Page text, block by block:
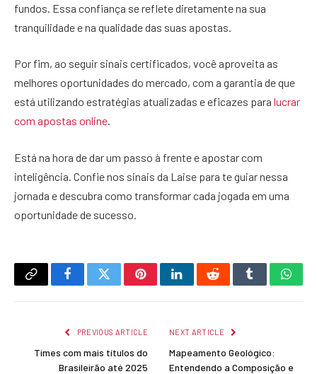
fundos. Essa confiança se reflete diretamente na sua
tranquilidade e na qualidade das suas apostas.
Por fim, ao seguir sinais certificados, você aproveita as
melhores oportunidades do mercado, com a garantia de que
está utilizando estratégias atualizadas e eficazes para lucrar
com apostas online.
Está na hora de dar um passo à frente e apostar com
inteligência. Confie nos sinais da Laise para te guiar nessa
jornada e descubra como transformar cada jogada em uma
oportunidade de sucesso.
Copy
FacebookTwitterPinterestLinkedInRedditTumblr
PREVIOUS ARTICLE
Times com mais títulos do
Brasileirão até 2025
NEXT ARTICLE
Mapeamento Geológico:
Entendendo a Composição e